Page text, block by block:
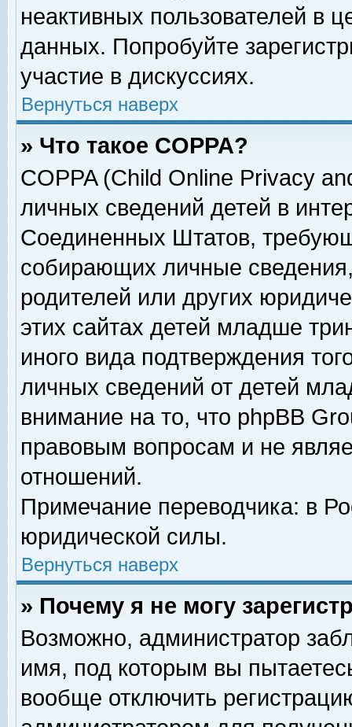
неактивных пользователей в
данных. Попробуйте
участие в дискуссиях.
Вернуться наверх
» Что такое COPPA?
COPPA (Child Online Privacy
личных сведений детей в
Соединенных Штатов,
собирающих личные
родителей или других
этих сайтах детей младше
иного вида подтверждения
личных сведений от детей
внимание на то, что phpBB
правовым вопросам и не
отношений.
Примечание переводчика: в
юридической силы.
Вернуться наверх
» Почему я не могу
Возможно, администратор
имя, под которым вы
вообще отключить